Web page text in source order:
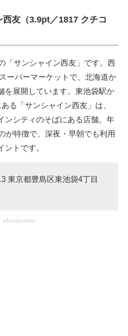
ト
友（3.9pt／1817 クチコ
「サンシャイン西友」です。西
ーパーマーケットで、北海道か
を展開しています。東池袋駅か
る「サンシャイン西友」は、
ンシティのそばにある店舗。年
が特徴で、深夜・早朝でも利用
ントです。
東京都豊島区東池袋4丁目
advertisement